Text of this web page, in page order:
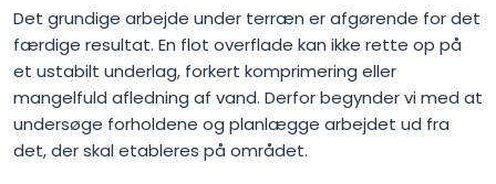
Det grundige arbejde under terræn er afgørende for det
færdige resultat. En flot overflade kan ikke rette op på
et ustabilt underlag, forkert komprimering eller
mangelfuld afledning af vand. Derfor begynder vi med at
undersøge forholdene og planlægge arbejdet ud fra
det, der skal etableres på området.